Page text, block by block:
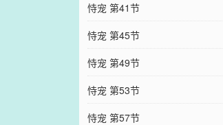
恃宠 第41节
恃宠 第45节
恃宠 第49节
恃宠 第53节
恃宠 第57节